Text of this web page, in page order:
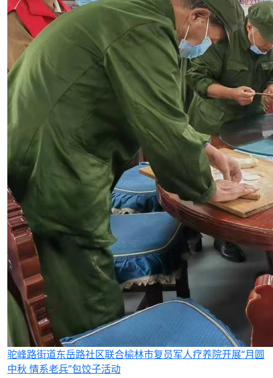
驼峰路街道东岳路社区联合榆林市复员军人疗养院开展“月圆
中秋 情系老兵”包饺子活动